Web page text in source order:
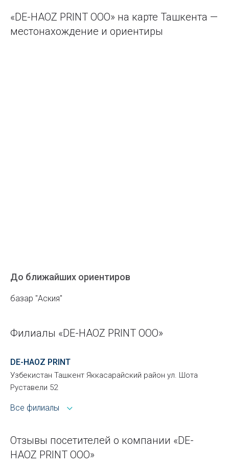
«DE-HAOZ PRINT ООО» на карте Ташкента —
местонахождение и ориентиры
До ближайших ориентиров
базар "Аския"
Филиалы «DE-HAOZ PRINT ООО»
DE-HAOZ PRINT
Узбекистан Ташкент Яккасарайский район ул. Шота
Руставели 52
Все филиалы
Отзывы посетителей о компании «DE-
HAOZ PRINT ООО»